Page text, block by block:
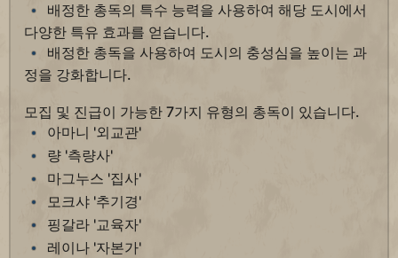
배정한 총독의 특수 능력을 사용하여 해당 도시에서
다양한 특유 효과를 얻습니다.
배정한 총독을 사용하여 도시의 충성심을 높이는 과
정을 강화합니다.
모집 및 진급이 가능한 7가지 유형의 총독이 있습니다.
아마니 '외교관'
량 '측량사'
마그누스 '집사'
모크샤 '추기경'
핑갈라 '교육자'
레이나 '자본가'